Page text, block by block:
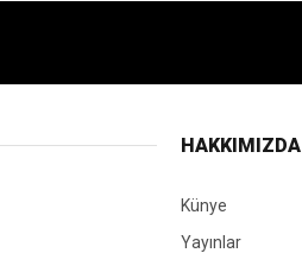
HAKKIMIZDA
Künye
Yayınlar